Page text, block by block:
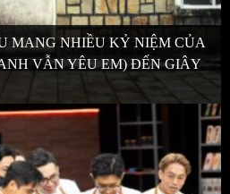
MANG NHIỀU KỶ NIỆM CỦA
VẪN YÊU EM) ĐẾN GIÂY